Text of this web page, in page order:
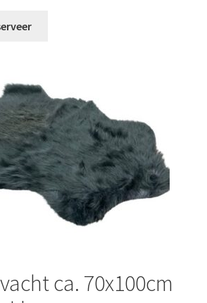
ca. 70x100cm